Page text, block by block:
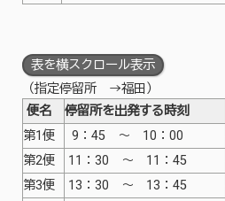
表を横スクロール表示
（指定停留所 → 福田）
便名
停留所を出発する時刻
第1便
9：45 ～ 10：00
第2便
11：30 ～ 11：45
第3便
13：30 ～ 13：45